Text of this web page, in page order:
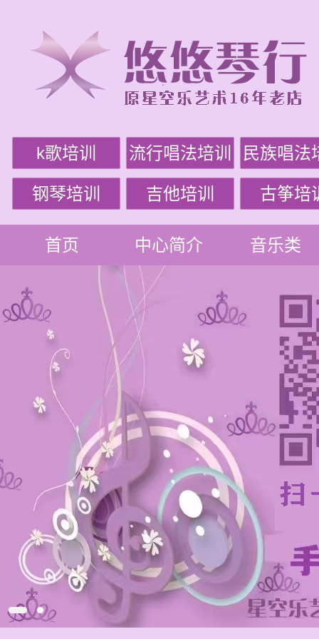
k歌培训 流行唱法培训 民族唱法
钢琴培训 吉他培训 古筝培
首页 中心简介 音乐类